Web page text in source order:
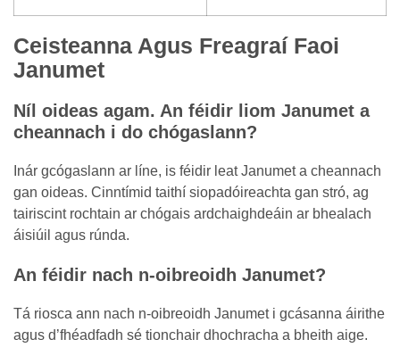
Ceisteanna Agus Freagraí Faoi
Janumet
Níl oideas agam. An féidir liom Janumet a
cheannach i do chógaslann?
Inár gcógaslann ar líne, is féidir leat Janumet a cheannach
gan oideas. Cinntímid taithí siopadóireachta gan stró, ag
tairiscint rochtain ar chógais ardchaighdeáin ar bhealach
áisiúil agus rúnda.
An féidir nach n-oibreoidh Janumet?
Tá riosca ann nach n-oibreoidh Janumet i gcásanna áirithe
agus d’fhéadfadh sé tionchair dhochracha a bheith aige.